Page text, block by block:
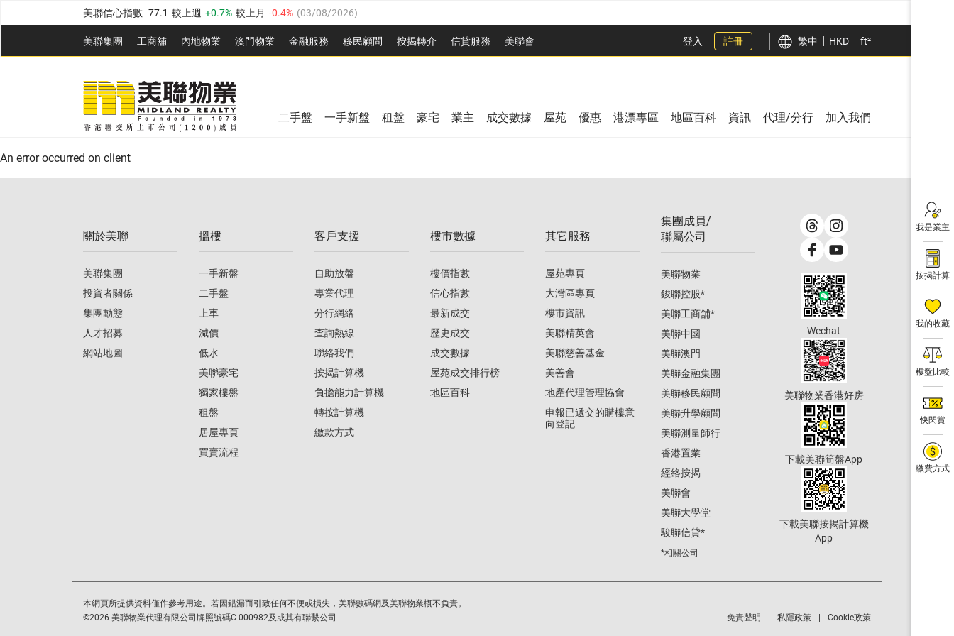
美聯信心指數 77.1 較上週 0.7% 較上月 -0.4% (03/08/2026)
全港樓價指數 149.1 較上週 0% 較上月 0.4% ( 03/08/2026)
港島樓價指數 157.4 較上週 -0.3% 較上月 -0.8% (03/08/2026)
九龍樓價指數 156.4 較上週 -0.1%
新界樓價指數 134.8 較上週 0.1%
美聯信心指數 77.1 較上週 0.7% 較上月
美聯集團 工商舖 內地物業 澳門物業 金融服務 移民顧問 按揭轉介 信貸服務 美聯會
全港樓價指數 149.1 較上週 0% 較上月
美聯信心指數 較上週 0.7% 03/08/2026)
登入 註冊 繁中 HKD ft²
我是業主
按揭計算
我的收藏
樓盤比較
快閃賞
繳費方式
二手盤 一手新盤 租盤 豪宅 業主 成交數據 屋苑 優惠 港漂專區 地區百科 資訊 代理/分行 加入我們
An error occurred on client
關於美聯
美聯集團
投資者關係
集團動態
人才招募
網站地圖
搵樓
一手新盤
二手盤
上車
減價
低水
美聯豪宅
獨家樓盤
租盤
居屋專頁
買賣流程
客戶支援
自助放盤
專業代理
分行網絡
查詢熱線
聯絡我們
按揭計算機
負擔能力計算機
轉按計算機
繳款方式
樓市數據
樓價指數
信心指數
最新成交
歷史成交
成交數據
屋苑成交排行榜
地區百科
其它服務
屋苑專頁
大灣區專頁
樓市資訊
美聯精英會
美聯慈善基金
美善會
地產代理管理協會
申報已遞交的購樓意
向登記
集團成員/
聯屬公司
美聯物業
鋑聯控股*
美聯工商舖*
美聯中國
美聯澳門
美聯金融集團
美聯移民顧問
美聯升學顧問
美聯測量師行
香港置業
經絡按揭
美聯會
美聯大學堂
駿聯信貸*
*相關公司
Wechat
美聯物業香港好房
下載美聯筍盤App
下載美聯按揭計算機
App
本網頁所提供資料僅作參考用途。若因錯漏而引致任何不便或損失，美聯數碼網及美聯物業概不負責。
©2026 美聯物業代理有限公司牌照號碼C-000982及或其有聯繫公司 免責聲明 私隱政策 Cookie政策